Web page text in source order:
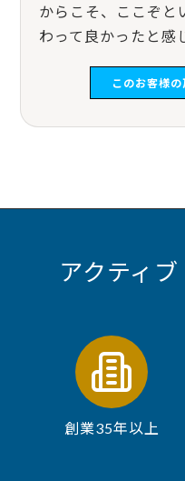
からこそ、ここぞと
わって良かったと感
このお客様の
アクティ
創業35年以上